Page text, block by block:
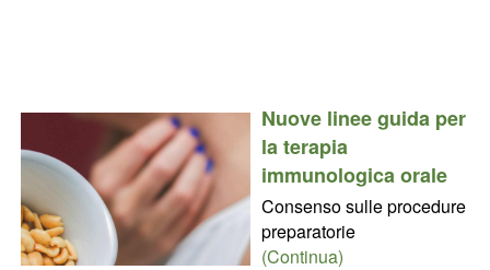
Nuove linee guida per
la terapia
immunologica orale
Consenso sulle procedure
preparatorie
(Continua)